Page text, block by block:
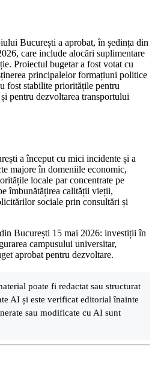
București a aprobat, în ședința din
care include alocări suplimentare
Proiectul bugetar a fost votat cu
principalelor formațiuni politice
fost stabilite prioritățile pentru
pentru dezvoltarea transportului
a început cu mici incidente și a
majore în domeniile economic,
locale par concentrate pe
îmbunătățirea calității vieții,
sociale prin consultări și
București 15 mai 2026: investiții în
campusului universitar,
aprobat pentru dezvoltare.
poate fi redactat sau structurat
AI și este verificat editorial înainte
sau modificate cu AI sunt